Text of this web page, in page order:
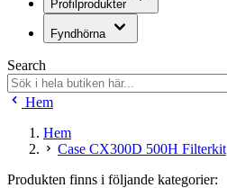
Profilprodukter
Fyndhörna
Search
Hem
Hem
Case CX300D 500H Filterkit
Produkten finns i följande kategorier: